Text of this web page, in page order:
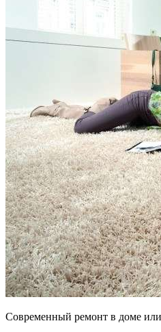
Современный ремонт в доме или